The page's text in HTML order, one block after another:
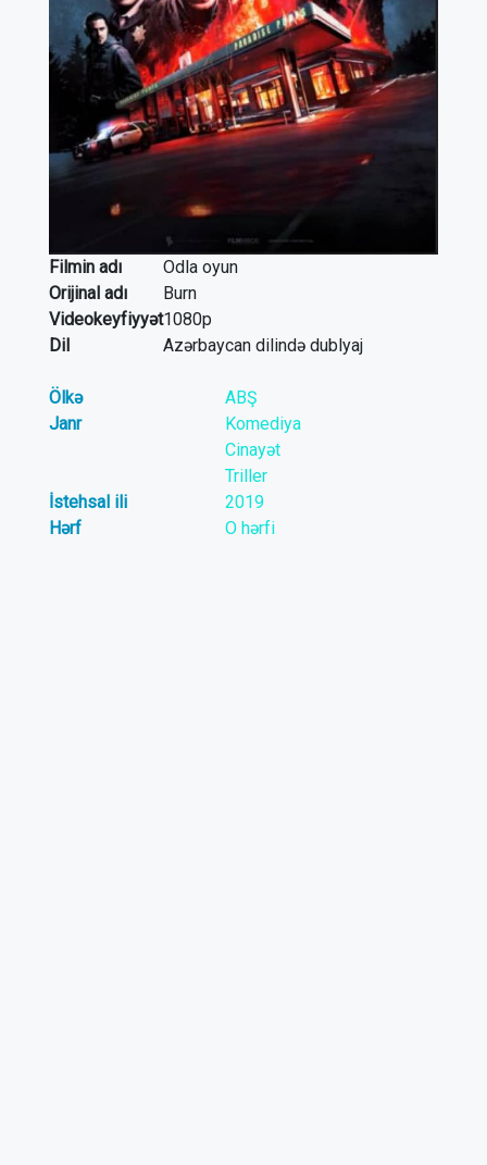
Filmin adı
Odla oyun
Orijinal adı
Burn
Videokeyfiyyət1080p
Dil
Azərbaycan dilində dublyaj
Ölkə
ABŞ
Janr
Komediya
Cinayət
Triller
İstehsal ili
2019
Hərf
O hərfi